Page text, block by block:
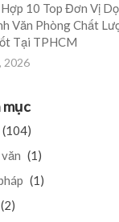
10 Top Đơn Vị
Văn Phòng Chất
Tại TPHCM
2026
mục
(104)
(1)
(1)
(2)